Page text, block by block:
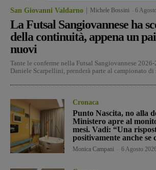
San Giovanni Valdarno Michele Bossini 6
La Futsal Sangiovannese ha
della continuità, appena un
nuovi
Tante le conferme nella Futsal Sangiovannese
Daniele Scarpellini, prenderà parte al campionato di
Cronaca
Punto Nascita, no alla
Ministero apre al
mesi. Vadi: “Una
positivamente anche se
Monica Campani 6 Agosto